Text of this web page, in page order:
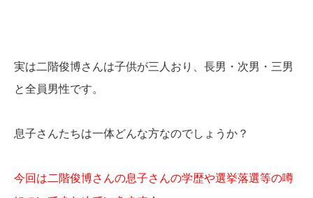
実は二階俊博さんは子供が三人おり、長男・次男・三男
と全員男性です。
息子さんたちは一体どんな方なのでしょうか？
今回は二階俊博さんの息子さんの学歴や選挙落選等の噂